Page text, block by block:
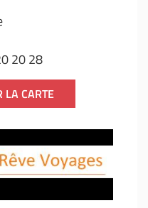
20 28
LA CARTE